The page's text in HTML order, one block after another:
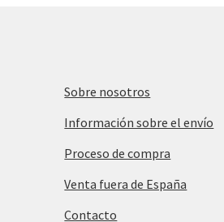
Sobre nosotros
Información sobre el envío
Proceso de compra
Venta fuera de España
Contacto